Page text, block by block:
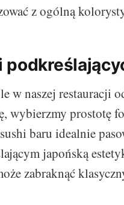
z ogólną
w naszej restauracji
wybierzmy prostotę
baru idealnie
japońską
zabraknąć